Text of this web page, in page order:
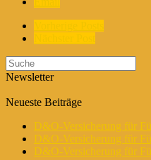
Newsletter
Neueste Beiträge
D&O-Versicherung für
D&O-Versicherung für
D&O-Versicherung für